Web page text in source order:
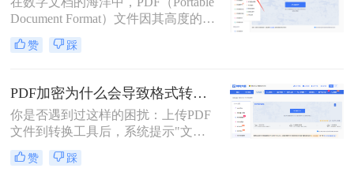
Document Format）文件因其高度的可
移植性和良好的排版保持性而备受青
睐。然而，当这些PDF文件被加密以
挑战。本文将深入探讨pdf文件被加密
怎样才能编辑，为您提供实用的解决
方案。
赞 踩
PDF加密为什么会导致格式转换失败？3分钟看懂原因与解决方案！
你是否遇到过这样的困扰：上传PDF
文件到转换工具后，系统提示"文件
加密，无法转换"？90%的PDF格式转
换失败都源于加密问题！那么PDF加
赞 踩